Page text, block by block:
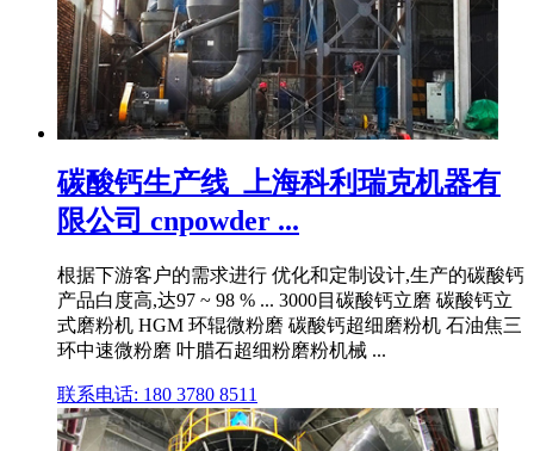
碳酸钙生产线_上海科利瑞克机器有
限公司 cnpowder ...
根据下游客户的需求进行 优化和定制设计,生产的碳酸钙
产品白度高,达97 ~ 98 % ... 3000目碳酸钙立磨 碳酸钙立
式磨粉机 HGM 环辊微粉磨 碳酸钙超细磨粉机 石油焦三
环中速微粉磨 叶腊石超细粉磨粉机械 ...
联系电话: 180 3780 8511